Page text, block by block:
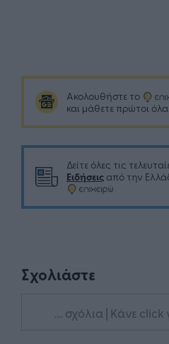
Ακολουθήστε το
και μάθετε πρώτοι
Δείτε όλες τις
Ειδήσεις από την
Σχολιάστε
... σχόλια | Κάνε click